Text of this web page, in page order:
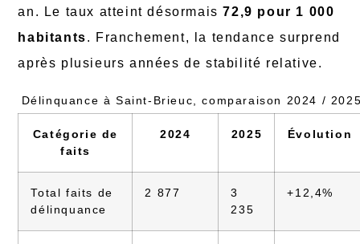
an. Le taux atteint désormais72,9 pour 1 000
habitants. Franchement, la tendance surprend
après plusieurs années de stabilité relative.
Délinquance à Saint-Brieuc, comparaison 2024 /
Catégorie de
faits
2024 2025 Évolution
Total faits de
délinquance
2 877
3
235
+12,4%